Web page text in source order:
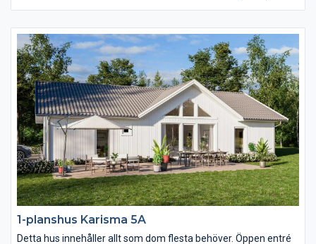
1-planshus Karisma 5A
Detta hus innehåller allt som dom flesta behöver. Öppen entré